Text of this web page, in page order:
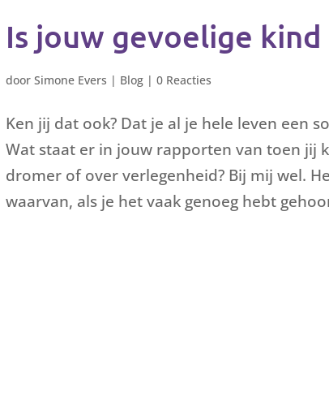
Is jouw gevoelige
door Simone Evers | Blog | 0 Reacties
Ken jij dat ook? Dat je al je hele leven een
Wat staat er in jouw rapporten van toen jij
dromer of over verlegenheid? Bij mij wel.
waarvan, als je het vaak genoeg hebt